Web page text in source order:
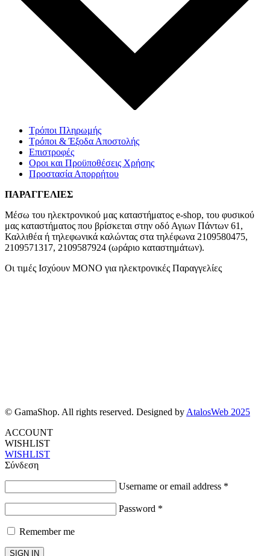
Τρόποι Πληρωμής
Τρόποι & Έξοδα Αποστολής
Επιστροφές
Οροι και Προϋποθέσεις Χρήσης
Προστασία Απορρήτου
ΠΑΡΑΓΓΕΛΙΕΣ
Μέσω του ηλεκτρονικού μας καταστήματος e-shop, του φυσικού
μας καταστήματος που βρίσκεται στην οδό Αγιων Πάντων 61,
Καλλιθέα ή τηλεφωνικά καλώντας στα τηλέφωνα 2109580475,
2109571317, 2109587924 (ωράριο καταστημάτων).
Οι τιμές Ισχύουν ΜΟΝΟ για ηλεκτρονικές Παραγγελίες
© GamaShop. All rights reserved. Designed by AtalosWeb 2025
ACCOUNT
WISHLIST
WISHLIST
Σύνδεση
Username or email address *
Password *
Remember me
SIGN IN